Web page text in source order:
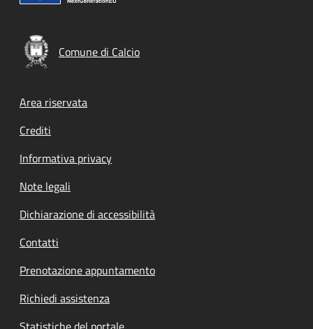
Comune di Calcio
Footer menu
Area riservata
Crediti
Informativa privacy
Note legali
Dichiarazione di accessibilità
Contatti
Prenotazione appuntamento
Richiedi assistenza